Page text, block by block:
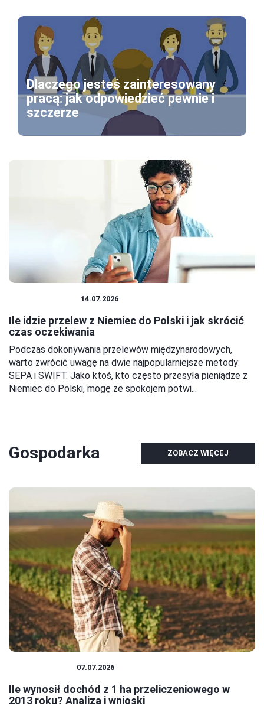
Dlaczego jesteś zainteresowany
pracą: jak odpowiedzieć pewnie i
szczerze
14.07.2026
Ile idzie przelew z Niemiec do Polski i jak skrócić
czas oczekiwania
Podczas dokonywania przelewów międzynarodowych,
warto zwrócić uwagę na dwie najpopularniejsze metody:
SEPA i SWIFT. Jako ktoś, kto często przesyła pieniądze z
Niemiec do Polski, mogę ze spokojem potwi...
Gospodarka ZOBACZ WIĘCEJ
07.07.2026
Ile wynosił dochód z 1 ha przeliczeniowego w
2013 roku? Analiza i wnioski